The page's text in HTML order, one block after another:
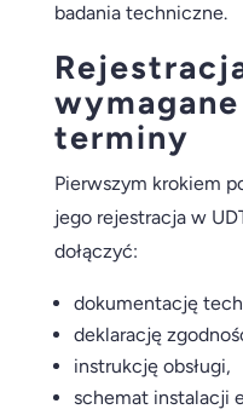
badania techniczne.
terminy
Pierwszym krokiem
jego rejestracja w
dołączyć:
dokumentację
deklarację
instrukcję obsługi,
schemat instalacji